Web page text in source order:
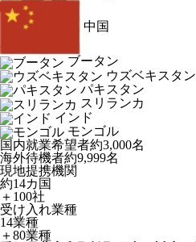
中国
ブータン
ウズベキスタン
パキスタン
スリランカ
インド
モンゴル
国内就業希望者約3,000名
海外待機者約9,999名
現地提携機関
約14カ国
＋100社
受け入れ業種
14業種
＋80業種